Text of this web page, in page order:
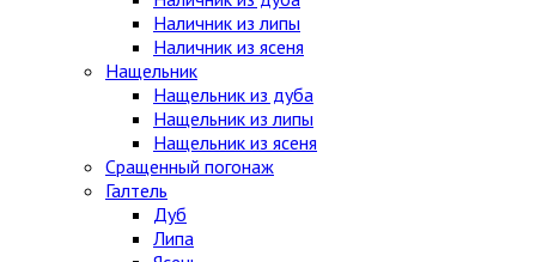
Наличник из липы
Наличник из ясеня
Нащельник
Нащельник из дуба
Нащельник из липы
Нащельник из ясеня
Сращенный погонаж
Галтель
Дуб
Липа